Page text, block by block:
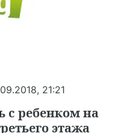
21:21
с ребенком на
этажа